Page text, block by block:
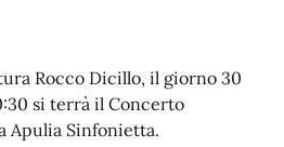
Rocco Dicillo, il giorno 30
si terrà il Concerto
Apulia Sinfonietta.